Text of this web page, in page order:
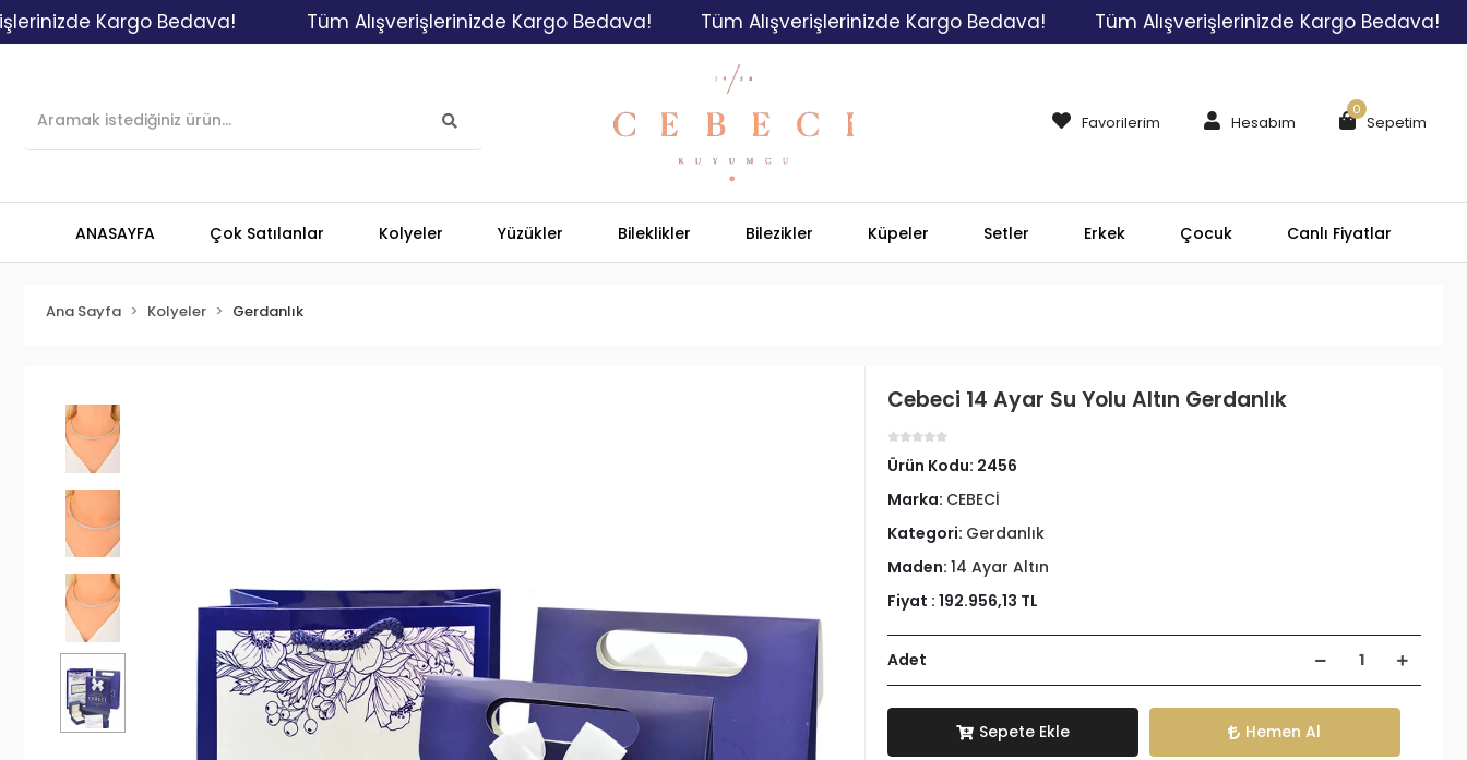
Kargo Bedava! Tüm Alışverişlerinizde Kargo Bedava! Tüm Alışverişlerinizde Kargo Bedava! Tüm Alışverişlerinizde Kargo Bedava!
Favorilerim Hesabım Sepetim
0
ANASAYFA Çok Satılanlar Kolyeler Yüzükler Bileklikler Bilezikler Küpeler Setler Erkek Çocuk Canlı Fiyatlar
Ana Sayfa Kolyeler Gerdanlık
Cebeci 14 Ayar Su Yolu Altın Gerdanlık
Ürün Kodu: 2456
Marka: CEBECİ
Kategori: Gerdanlık
Maden: 14 Ayar Altın
Fiyat : 192.956,13 TL
Adet
Sepete Ekle Hemen Al